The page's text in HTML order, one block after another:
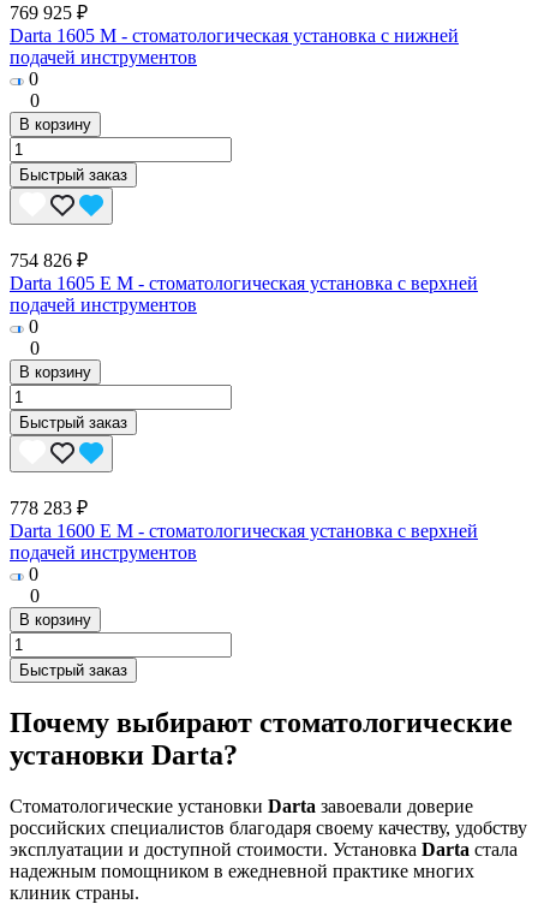
769 925 ₽
Darta 1605 M - стоматологическая установка с нижней
подачей инструментов
0
0
В корзину
Быстрый заказ
754 826 ₽
Darta 1605 E M - стоматологическая установка с верхней
подачей инструментов
0
0
В корзину
Быстрый заказ
778 283 ₽
Darta 1600 E M - стоматологическая установка с верхней
подачей инструментов
0
0
В корзину
Быстрый заказ
Почему выбирают стоматологические
установки Darta?
Стоматологические установки Darta завоевали доверие
российских специалистов благодаря своему качеству, удобству
эксплуатации и доступной стоимости. Установка Darta стала
надежным помощником в ежедневной практике многих
клиник страны.